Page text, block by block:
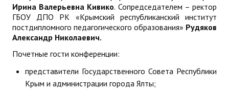
Ирина Валерьевна Кивико. Сопредседателем – ректор
ГБОУ ДПО РК «Крымский республиканский институт
постдипломного педагогического образования» Рудяков
Александр Николаевич.
Почетные гости конференции:
представители Государственного Совета Республики
Крым и администрации города Ялты;